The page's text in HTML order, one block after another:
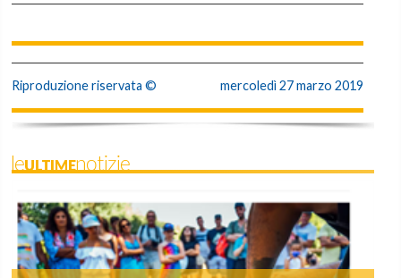
Riproduzione riservata © mercoledì 27 marzo 2019
leULTIMEnotizie